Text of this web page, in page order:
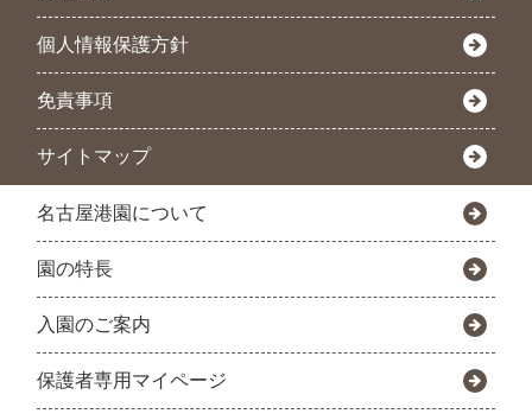
個人情報保護方針
免責事項
サイトマップ
名古屋港園について
園の特長
入園のご案内
保護者専用マイページ